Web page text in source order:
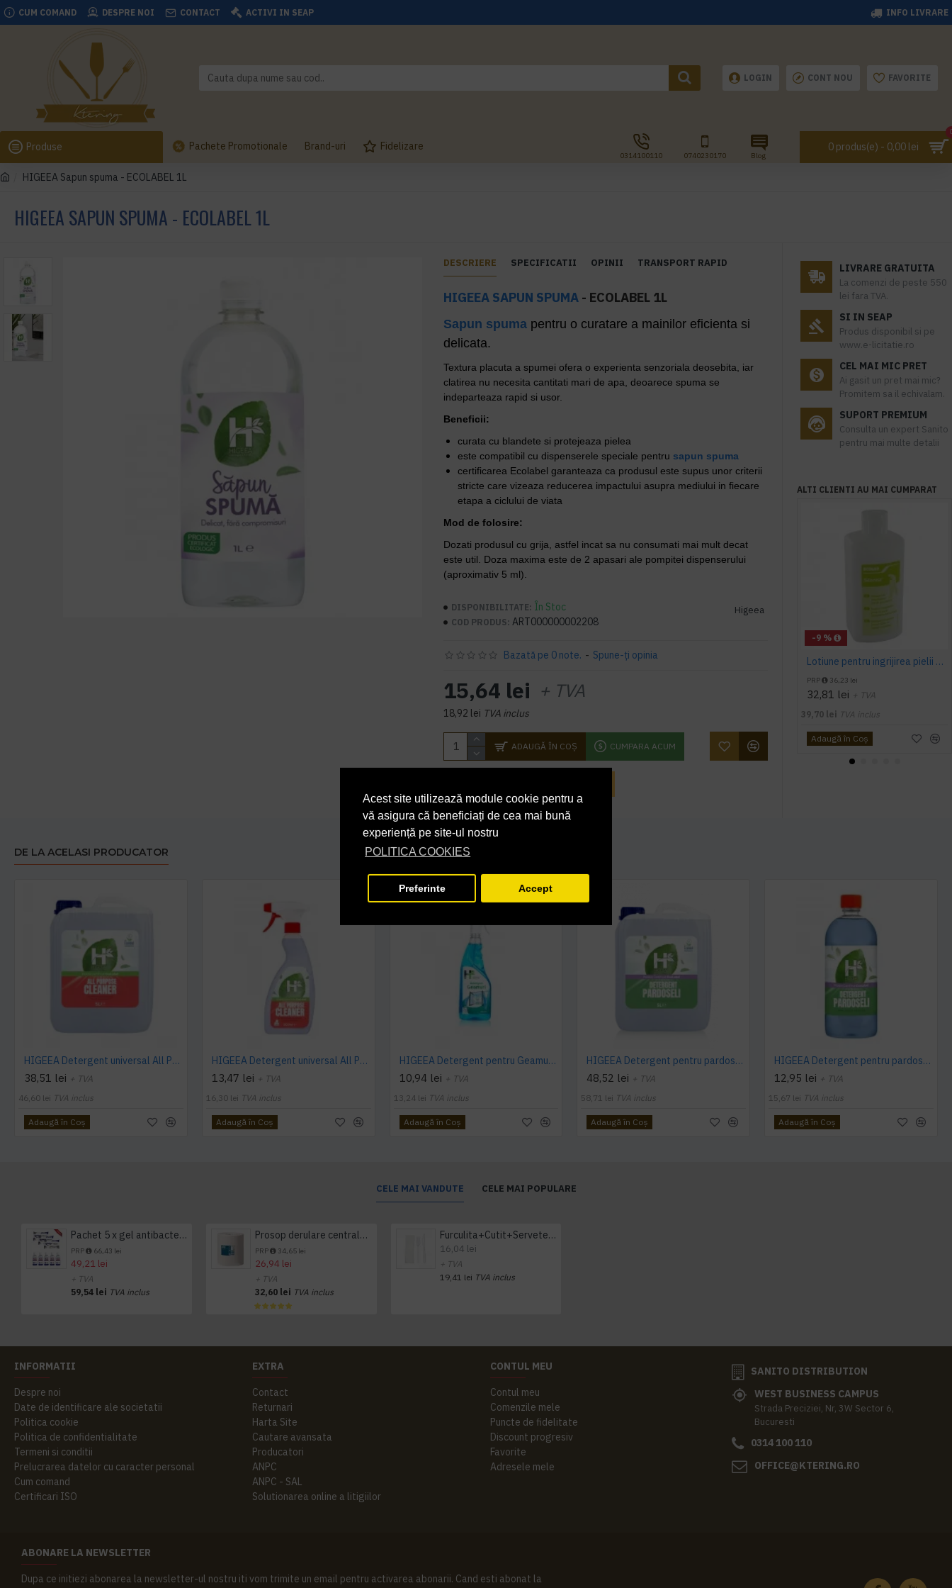
Acest site utilizează module cookie pentru a
vă asigura că beneficiați de cea mai bună
experiență pe site-ul nostru
POLITICA COOKIES
Preferinte Accept
CUM COMAND DESPRE NOI CONTACT ACTIVI IN SEAP INFO LIVRARE
LOGIN CONT NOU FAVORITE
Produse Pachete Promotionale Brand-uri Fidelizare
0314100110 0740230170 Blog
0 produs(e) - 0,00 lei
HIGEEA Sapun spuma - ECOLABEL 1L
HIGEEA SAPUN SPUMA - ECOLABEL 1L
DESCRIERE SPECIFICATII OPINII TRANSPORT RAPID
HIGEEA SAPUN SPUMA - ECOLABEL 1L
Sapun spuma pentru o curatare a mainilor eficienta si
delicata.
Textura placuta a spumei ofera o experienta senzoriala deosebita, iar
clatirea nu necesita cantitati mari de apa, deoarece spuma se
indeparteaza rapid si usor.
Beneficii:
curata cu blandete si protejeaza pielea
este compatibil cu dispenserele speciale pentru sapun spuma
certificarea Ecolabel garanteaza ca produsul este supus unor criterii
stricte care vizeaza reducerea impactului asupra mediului in fiecare
etapa a ciclului de viata
Mod de folosire:
Dozati produsul cu grija, astfel incat sa nu consumati mai mult decat
este util. Doza maxima este de 2 apasari ale pompitei dispenserului
(aproximativ 5 ml).
DISPONIBILITATE: În Stoc
COD PRODUS: ART000000002208
Higeea
Bazată pe 0 note. - Spune-ţi opinia
15,64 lei + TVA
18,92 lei TVA inclus
ADAUGĂ ÎN COŞ CUMPARA ACUM
LIVRARE GRATUITA
La comenzi de peste 550
lei fara TVA.
SI IN SEAP
Produs disponibil si pe
www.e-licitatie.ro
CEL MAI MIC PRET
Ai gasit un pret mai mic?
Promitem sa il echivalam.
SUPORT PREMIUM
Consulta un expert Sanito
pentru mai multe detalii
ALTI CLIENTI AU MAI CUMPARAT
-9 %
Lotiune pentru ingrijirea pielii Silonda® Ecolab 500ml
PRP 36,23 lei
32,81 lei + TVA
39,70 lei TVA inclus
Adaugă în Coş
DE LA ACELASI PRODUCATOR
HIGEEA Detergent universal All Purpose Cleaner - ECOLABEL 5L
38,51 lei + TVA
46,60 lei TVA inclus
Adaugă în Coş
HIGEEA Detergent universal All Purpose Cleaner - ECOLABEL 500ml
13,47 lei + TVA
16,30 lei TVA inclus
Adaugă în Coş
HIGEEA Detergent pentru Geamuri ECOLABEL 750ml
10,94 lei + TVA
13,24 lei TVA inclus
Adaugă în Coş
HIGEEA Detergent pentru pardoseli - ECOLABEL 5l
48,52 lei + TVA
58,71 lei TVA inclus
Adaugă în Coş
HIGEEA Detergent pentru pardoseli - ECOLABEL 1L
12,95 lei + TVA
15,67 lei TVA inclus
Adaugă în Coş
CELE MAI VANDUTE CELE MAI POPULARE
Pachet 5 x gel antibacterian 50ml si 3 x Servetele antibacteriene 48 buc Hygienium
PRP 66,43 lei
49,21 lei
+ TVA
59,54 lei TVA inclus
Prosop derulare centrala 1 pliu, 300 m Tork
PRP 34,65 lei
26,94 lei
+ TVA
32,60 lei TVA inclus
Furculita+Cutit+Servetel 100buc/set
16,04 lei
+ TVA
19,41 lei TVA inclus
INFORMATII
Despre noi
Date de identificare ale societatii
Politica cookie
Politica de confidentialitate
Termeni si conditii
Prelucrarea datelor cu caracter personal
Cum comand
Certificari ISO
EXTRA
Contact
Returnari
Harta Site
Cautare avansata
Producatori
ANPC
ANPC - SAL
Solutionarea online a litigiilor
CONTUL MEU
Contul meu
Comenzile mele
Puncte de fidelitate
Discount progresiv
Favorite
Adresele mele
SANITO DISTRIBUTION
WEST BUSINESS CAMPUS
Strada Preciziei, Nr, 3W Sector 6,
Bucuresti
0314 100 110
OFFICE@KTERING.RO
ABONARE LA NEWSLETTER
Dupa ce initiezi abonarea la newsletter-ul nostru iti vom trimite un email pentru activarea abonarii. Cand esti abonat la